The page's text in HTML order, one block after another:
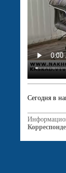
Сегодня в